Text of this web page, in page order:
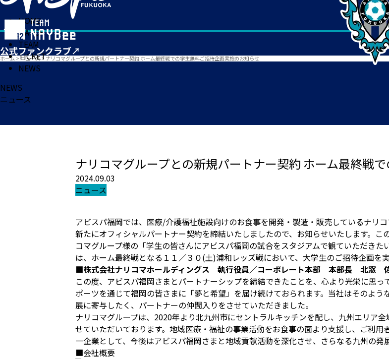
HOME
MATCH
TEAM
TICKET
NEWS
ホーム > ニュース> ナリコマグループとの新規パートナー契約 ホーム最終戦での学生無料ご招待企画実施のお知らせ
NEWS
ニュース
ナリコマグループとの新規パートナー契約 ホーム最終戦
2024.09.03
ニュース
アビスパ福岡では、医療/介護福祉施設向けのお⾷事を開発‧製造‧販売しているナリ
新たにオフィシャルパートナー契約を締結いたしましたので、お知らせいたします。
コマグループ様の「学生の皆さんにアビスパ福岡の試合をスタジアムで観ていただき
は、ホーム最終戦となる１１／３０(土)浦和レッズ戦において、大学生のご招待企画を
■株式会社ナリコマホールディングス 執行役員／コーポレート本部 本部長 北窓
この度、アビスパ福岡さまとパートナーシップを締結できたことを、心より光栄に思
ポーツを通じて福岡の皆さまに「夢と希望」を届け続けておられます。当社はそのよ
展に寄与したく、パートナーの仲間入りをさせていただきました。
ナリコマグループは、2020年より北九州市にセントラルキッチンを配し、九州エリア
せていただいております。地域医療・福祉の事業活動をお食事の面より支援し、ご利
一企業として、今後はアビスパ福岡さまと地域貢献活動を深化させ、さらなる九州の発
■会社概要